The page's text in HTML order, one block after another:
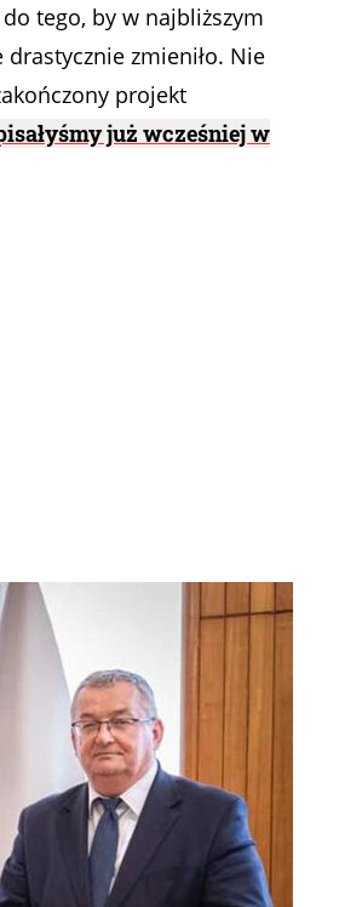
tego, by w najbliższym
zmieniło. Nie
projekt
już wcześniej w